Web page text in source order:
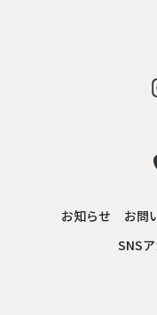
お知らせ お問
SNS